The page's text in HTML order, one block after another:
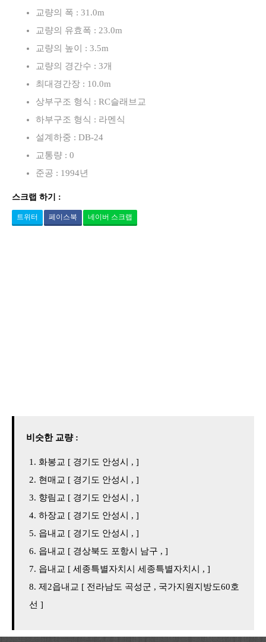
교량의 폭 : 31.0m
교량의 유효폭 : 23.0m
교량의 높이 : 3.5m
교량의 경간수 : 3개
최대경간장 : 10.0m
상부구조 형식 : RC슬래브교
하부구조 형식 : 라멘식
설계하중 : DB-24
교통량 : 0
준공 : 1994년
스크랩 하기 :
트위터 페이스북 네이버 스크랩
비슷한 교량 :
화봉교 [ 경기도 안성시 , ]
현매교 [ 경기도 안성시 , ]
향림교 [ 경기도 안성시 , ]
하장교 [ 경기도 안성시 , ]
읍내교 [ 경기도 안성시 , ]
읍내교 [ 경상북도 포항시 남구 , ]
읍내교 [ 세종특별자치시 세종특별자치시 , ]
제2읍내교 [ 전라남도 곡성군 , 국가지원지방도60호
선 ]